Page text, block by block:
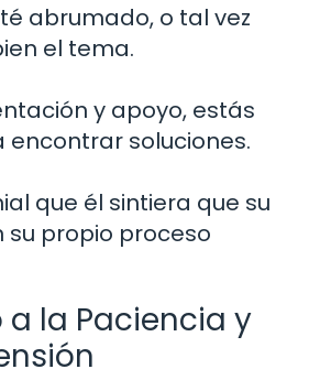
abrumado, o tal vez
el tema.
y apoyo, estás
encontrar soluciones.
que él sintiera que su
su propio proceso
a la Paciencia y